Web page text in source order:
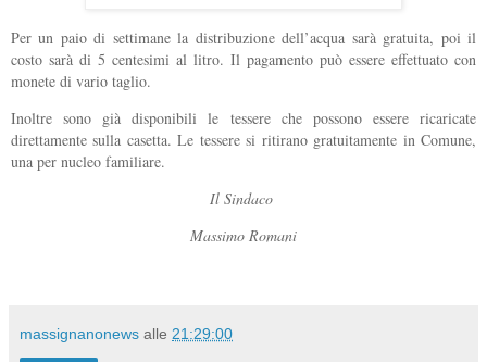
Per un paio di settimane la distribuzione dell’acqua sarà gratuita, poi il
costo sarà di 5 centesimi al litro. Il pagamento può essere effettuato con
monete di vario taglio.
Inoltre sono già disponibili le tessere che possono essere ricaricate
direttamente sulla casetta. Le tessere si ritirano gratuitamente in Comune,
una per nucleo familiare.
Il Sindaco
Massimo Romani
massignanonews alle 21:29:00